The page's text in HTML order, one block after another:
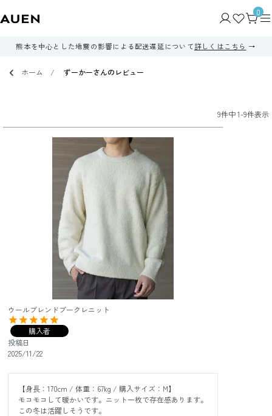
0
熊本を中心とした地震の影響による配送遅延について詳しくはこちら
ホーム ずーかーさんのレビュー
9件中1-9件表示
ウールブレンドブークレニット
購入者
投稿日
2025/11/22
【身長：170cm / 体重：67kg / 購入サイズ：M】
モコモコして暖かいです。ニット一枚で存在感あります。
この冬は活躍しそうです。